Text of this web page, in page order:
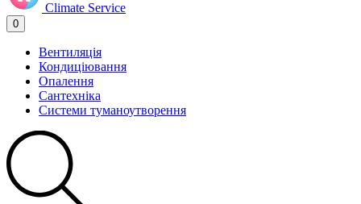
Climate Service
0
Вентиляція
Кондиціювання
Опалення
Сантехніка
Системи туманоутворення